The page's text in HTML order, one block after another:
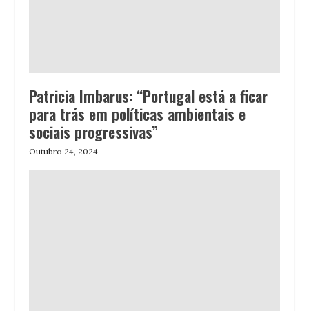
Patricia Imbarus: “Portugal está a ficar
para trás em políticas ambientais e
sociais progressivas”
Outubro 24, 2024